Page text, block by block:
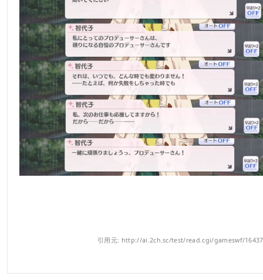
引用元: http://ai.2ch.sc/test/read.cgi/gameswf/